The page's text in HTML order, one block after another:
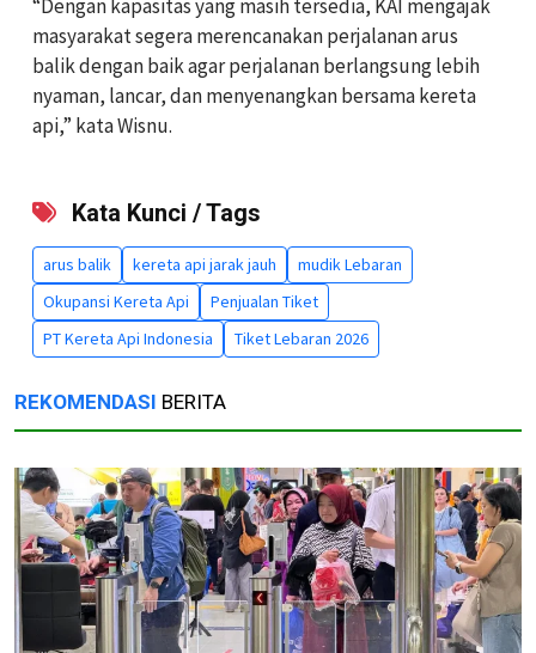
“Dengan kapasitas yang masih tersedia, KAI mengajak
masyarakat segera merencanakan perjalanan arus
balik dengan baik agar perjalanan berlangsung lebih
nyaman, lancar, dan menyenangkan bersama kereta
api,” kata Wisnu.
Kata Kunci / Tags
arus balik kereta api jarak jauh
mudik Lebaran
Okupansi Kereta Api
Penjualan Tiket
PT Kereta Api Indonesia
Tiket Lebaran 2026
REKOMENDASI BERITA